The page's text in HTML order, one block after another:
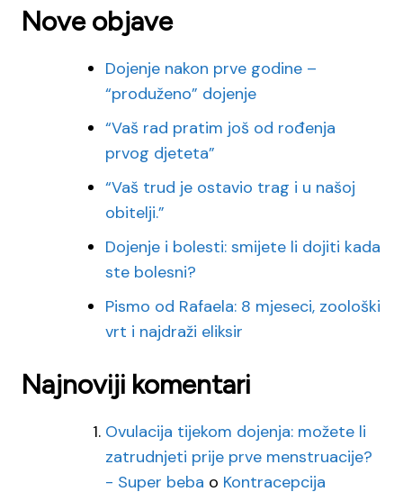
Nove objave
Dojenje nakon prve godine –
“produženo” dojenje
“Vaš rad pratim još od rođenja
prvog djeteta”
“Vaš trud je ostavio trag i u našoj
obitelji.”
Dojenje i bolesti: smijete li dojiti kada
ste bolesni?
Pismo od Rafaela: 8 mjeseci, zoološki
vrt i najdraži eliksir
Najnoviji komentari
Ovulacija tijekom dojenja: možete li
zatrudnjeti prije prve menstruacije?
- Super beba o Kontracepcija